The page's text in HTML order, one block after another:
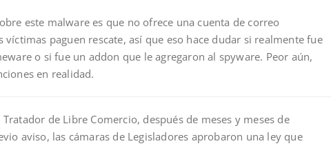
este malware es que no ofrece una cuenta de correo
víctimas paguen rescate, así que eso hace dudar si realmente fue
o si fue un addon que le agregaron al spyware. Peor aún,
en realidad.
de Libre Comercio, después de meses y meses de
aviso, las cámaras de Legisladores aprobaron una ley que